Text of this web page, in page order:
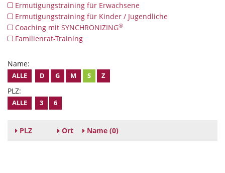
Ermutigungstraining für Erwachsene
Ermutigungstraining für Kinder / Jugendliche
Coaching mit SYNCHRONIZING®
Familienrat-Training
Name:
ALLE D G M S Z
PLZ:
ALLE 3 6
PLZ Ort Name (0)